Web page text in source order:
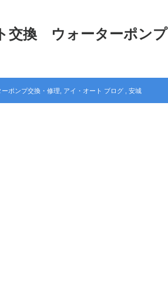
交換 ウォーターポンプ
ーポンプ交換・修理 アイ・オート ブログ 安城